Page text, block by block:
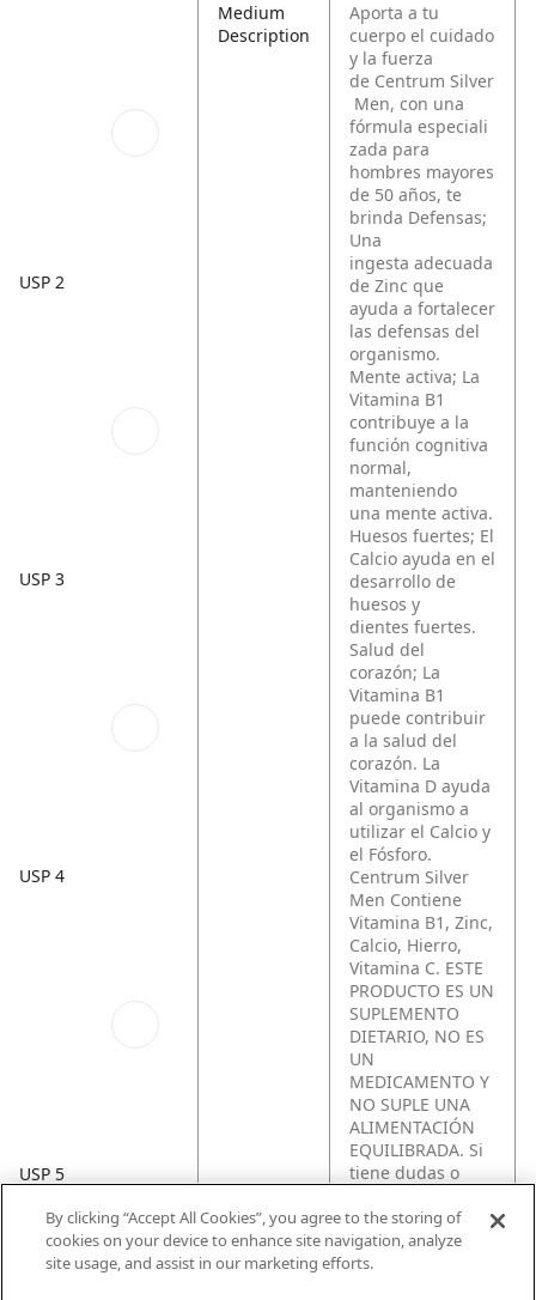
USP 2
USP 3
USP 4
USP 5
Medium
Description
Aporta a tu
cuerpo el cuidado
y la fuerza
de Centrum Silver
Men, con una
fórmula especiali
zada para
hombres mayores
de 50 años, te
brinda Defensas;
Una
ingesta adecuada
de Zinc que
ayuda a fortalecer
las defensas del
organismo.
Mente activa; La
Vitamina B1
contribuye a la
función cognitiva
normal,
manteniendo
una mente activa.
Huesos fuertes; El
Calcio ayuda en el
desarrollo de
huesos y
dientes fuertes.
Salud del
corazón; La
Vitamina B1
puede contribuir
a la salud del
corazón. La
Vitamina D ayuda
al organismo a
utilizar el Calcio y
el Fósforo.
Centrum Silver
Men Contiene
Vitamina B1, Zinc,
Calcio, Hierro,
Vitamina C. ESTE
PRODUCTO ES UN
SUPLEMENTO
DIETARIO, NO ES
UN
MEDICAMENTO Y
NO SUPLE UNA
ALIMENTACIÓN
EQUILIBRADA. Si
tiene dudas o
contáctenos 01-
8000-127333 o
mystory.co@haleo
By clicking “Accept All Cookies”, you agree to the storing of
cookies on your device to enhance site navigation, analyze
site usage, and assist in our marketing efforts.